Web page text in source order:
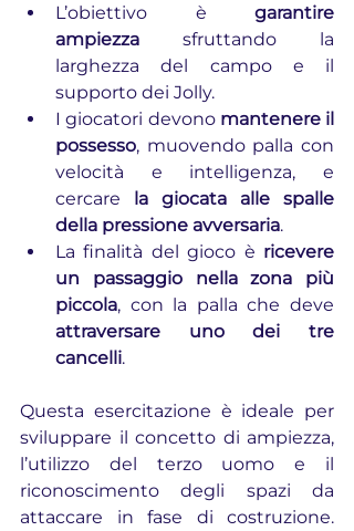
L’obiettivo è garantire
ampiezza sfruttando la
larghezza del campo e il
supporto dei Jolly.
I giocatori devono mantenere il
possesso, muovendo palla con
velocità e intelligenza, e
cercare la giocata alle spalle
della pressione avversaria.
La finalità del gioco è ricevere
un passaggio nella zona più
piccola
attraversare uno dei tre
cancelli.
Questa esercitazione è ideale per
sviluppare il concetto di ampiezza,
l’utilizzo del terzo uomo e il
riconoscimento degli spazi da
attaccare in fase di costruzione.